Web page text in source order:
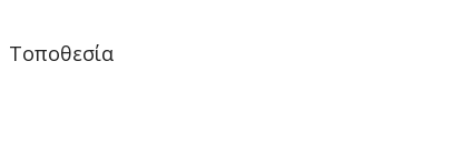
Τοποθεσία